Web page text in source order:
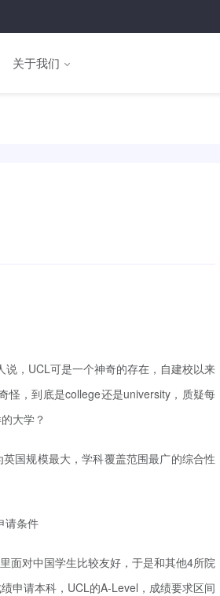
关于我们
，UCL可是一个神奇的存在，自建校以来
怪，到底是college还是university，质疑每
大学？
国规模最大，学科覆盖范围最广的综合性
请条件
面对中国学生比较友好，于是和其他4所院
申请本科，UCL的A-Level，成绩要求区间